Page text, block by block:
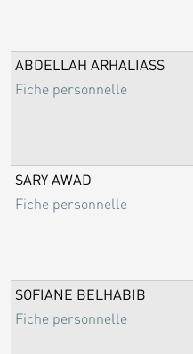
ABDELLAH ARHALIASS
Fiche personnelle
SARY AWAD
Fiche personnelle
SOFIANE BELHABIB
Fiche personnelle